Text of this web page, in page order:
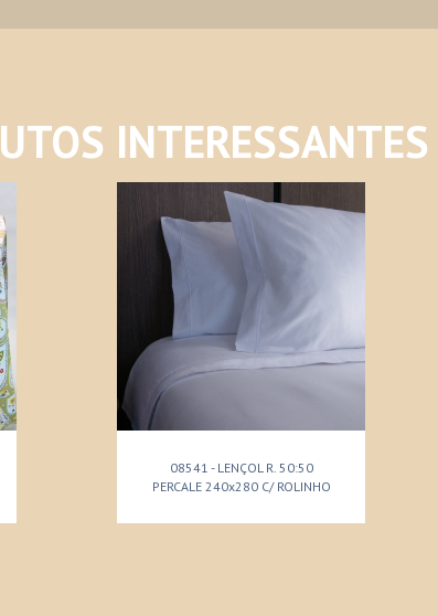
INTERESSANTES
08541 - LENÇOL R. 50:50
PERCALE 240x280 C/ ROLINHO